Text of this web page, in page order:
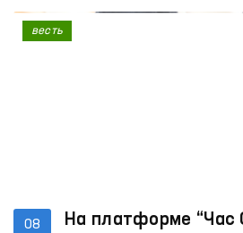
08
На платформе “Час
весть